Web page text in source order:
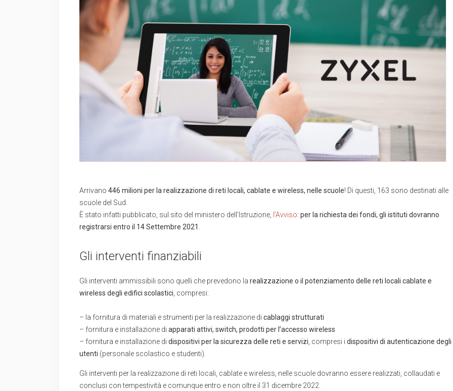
Arrivano 446 milioni per la realizzazione di reti locali, cablate e wireless, nelle scuole! Di questi, 163 sono destinati alle
scuole del Sud.
È stato infatti pubblicato, sul sito del ministero dell’Istruzione, l’Avviso: per la richiesta dei fondi, gli istituti dovranno
registrarsi entro il 14 Settembre 2021 .
Gli interventi finanziabili
Gli interventi ammissibili sono quelli che prevedono la realizzazione o il potenziamento delle reti locali cablate e
wireless degli edifici scolastici, compresi:
– la fornitura di materiali e strumenti per la realizzazione di cablaggi strutturati
– fornitura e installazione di apparati attivi, switch, prodotti per l’accesso wireless
– fornitura e installazione di dispositivi per la sicurezza delle reti e servizi, compresi i dispositivi di autenticazione degli
utenti (personale scolastico e studenti).
Gli interventi per la realizzazione di reti locali, cablate e wireless, nelle scuole dovranno essere realizzati, collaudati e
conclusi con tempestività e comunque entro e non oltre il 31 dicembre 2022.